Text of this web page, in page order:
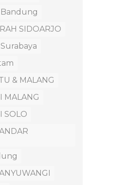
SIDOARJO
& MALANG
MALANG
SOLO